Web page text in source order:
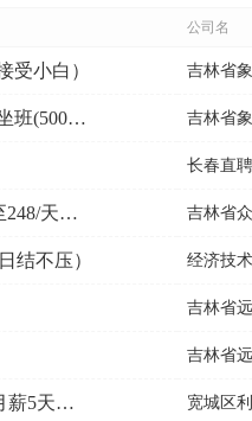
公司名
受小白） 吉林省
咨询顾问-五险+双休不坐班(5000-9000元） 吉林省
长春直
长白班坐班＋日结187至248/天＋月薪5500加电... 吉林省
结不压） 经济技
吉林省
吉林省
装卸工人《提供食宿+月薪5天一结算》 宽城区